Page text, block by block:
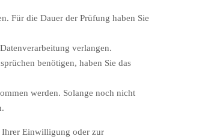
Für die Dauer der Prüfung haben Sie
verlangen.
benötigen, haben Sie das
werden. Solange noch nicht
Ihrer Einwilligung oder zur